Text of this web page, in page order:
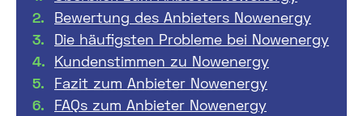
Bewertung des Anbieters Nowenergy
Die häufigsten Probleme bei Nowenergy
Kundenstimmen zu Nowenergy
Fazit zum Anbieter Nowenergy
FAQs zum Anbieter Nowenergy